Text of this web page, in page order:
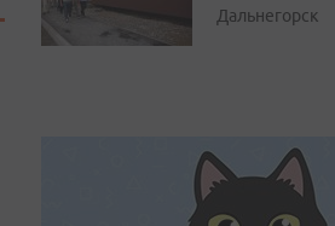
Дальнегорск